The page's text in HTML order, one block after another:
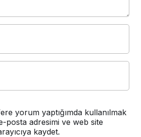
yorum yaptığımda kullanılmak
posta adresimi ve web site
kaydet.